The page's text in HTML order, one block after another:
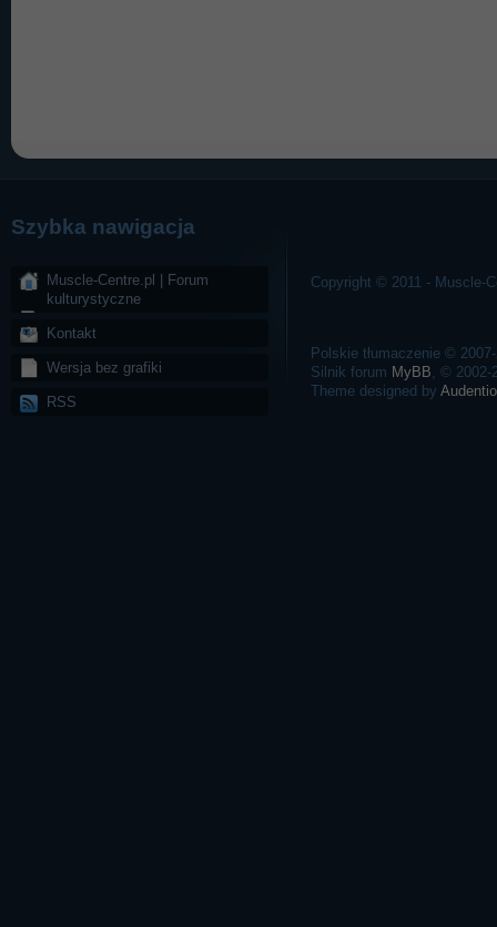
Szybka nawigacja
Muscle-Centre.pl | Forum
kulturystyczne
Kontakt
Wersja bez grafiki
RSS
Copyright © 2011 - Muscle-
Polskie tłumaczenie ©
Silnik forum MyBB , ©
Theme designed by